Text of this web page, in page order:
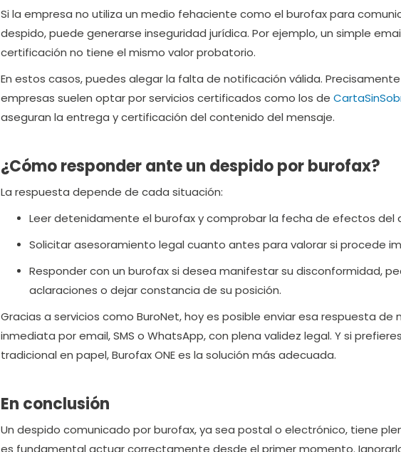
Si la empresa no utiliza un medio fehaciente como el burofax para
despido, puede generarse inseguridad jurídica. Por ejemplo, un simple
certificación no tiene el mismo valor probatorio.
En estos casos, puedes alegar la falta de notificación válida.
empresas suelen optar por servicios certificados como los de
aseguran la entrega y certificación del contenido del mensaje.
¿Cómo responder ante un despido por burofax?
La respuesta depende de cada situación:
Leer detenidamente el burofax y comprobar la fecha de efectos del
Solicitar asesoramiento legal cuanto antes para valorar si procede
Responder con un burofax si desea manifestar su disconformidad,
aclaraciones o dejar constancia de su posición.
Gracias a servicios como BuroNet, hoy es posible enviar esa respuesta de
inmediata por email, SMS o WhatsApp, con plena validez legal. Y si
tradicional en papel, Burofax ONE es la solución más adecuada.
En conclusión
Un despido comunicado por burofax, ya sea postal o electrónico, tiene
es fundamental actuar correctamente desde el primer momento.